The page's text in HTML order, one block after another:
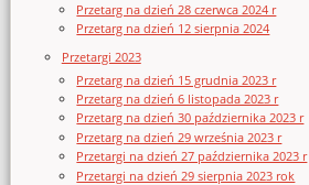
Przetarg na dzień 28 czerwca 2024 r
Przetarg na dzień 12 sierpnia 2024
Przetargi 2023
Przetarg na dzień 15 grudnia 2023 r
Przetarg na dzień 6 listopada 2023 r
Przetarg na dzień 30 października 2023 r
Przetarg na dzień 29 września 2023 r
Przetargi na dzień 27 października 2023 r
Przetargi na dzień 29 sierpnia 2023 rok